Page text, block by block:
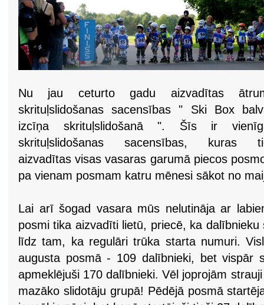
Nu jau ceturto gadu aizvadītas
skrituļslidošanas sacensības " Ski Box
izcīņa skrituļslidošanā ". Šīs ir
skrituļslidošanas sacensības, kuras
aizvadītas visas vasaras garumā piecos
pa vienam posmam katru mēnesi sākot no
Lai arī šogad vasara mūs nelutināja ar
posmi tika aizvadīti lietū, priecē, ka
līdz tam, ka regulāri trūka starta numuri.
augusta posmā - 109 dalībnieki, bet vispār
apmeklējuši 170 dalībnieki. Vēl joprojām
mazāko slidotāju grupā! Pēdējā posmā